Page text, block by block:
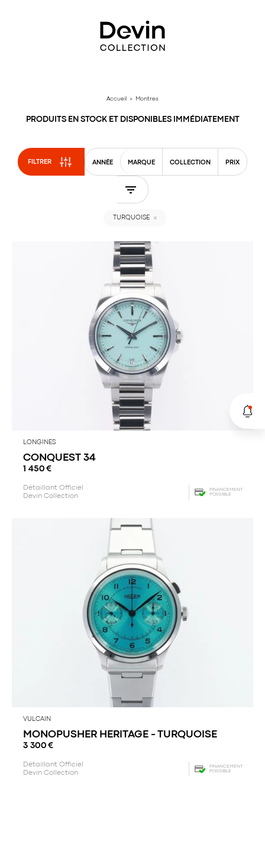
Accueil > Montres
PRODUITS EN STOCK ET DISPONIBLES IMMÉDIATEMENT
FILTRER ANNÉE MARQUE COLLECTION PRIX
TURQUOISE
LONGINES
CONQUEST 34
1 450 €
Détaillant Officiel
Devin Collection
FINANCEMENT
POSSIBLE
VULCAIN
MONOPUSHER HERITAGE - TURQUOISE
3 300 €
Détaillant Officiel
Devin Collection
FINANCEMENT
POSSIBLE